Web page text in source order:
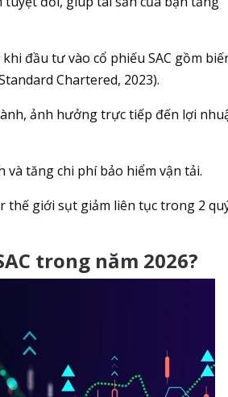
đầu tư vào cổ phiếu SAC gồm
Chartered, 2023).
ảnh hưởng trực tiếp đến lợi
tăng chi phí bảo hiểm vận tải.
thế giới sụt giảm liên tục trong 2
trong năm 2026?